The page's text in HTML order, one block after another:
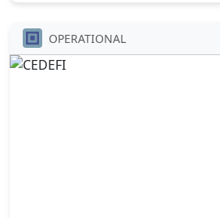
OPERATIONAL